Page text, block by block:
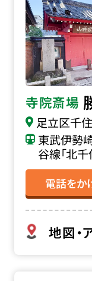
寺院斎場
足立区千
東武伊勢
谷線「北
電話をか
地図・